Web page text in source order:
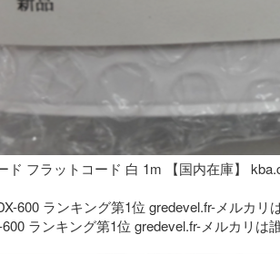
ド フラットコード 白 1m 【国内在庫】
ランキング第1位 gredevel.fr-メルカリは